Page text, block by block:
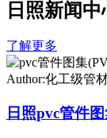
日照新闻中
了解更多
Author:化工级管
日照pvc管件